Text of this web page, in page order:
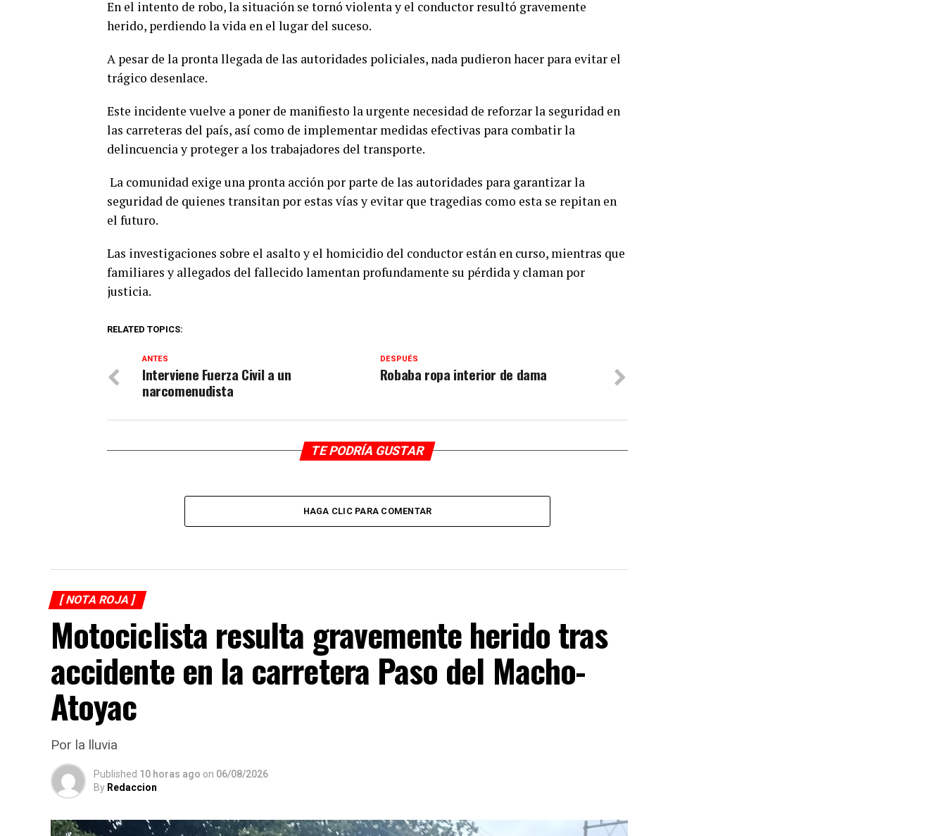
En el intento de robo, la situación se tornó violenta y el conductor resultó gravemente
herido, perdiendo la vida en el lugar del suceso.
A pesar de la pronta llegada de las autoridades policiales, nada pudieron hacer para evitar el
trágico desenlace.
Este incidente vuelve a poner de manifiesto la urgente necesidad de reforzar la seguridad en
las carreteras del país, así como de implementar medidas efectivas para combatir la
delincuencia y proteger a los trabajadores del transporte.
La comunidad exige una pronta acción por parte de las autoridades para garantizar la
seguridad de quienes transitan por estas vías y evitar que tragedias como esta se repitan en
el futuro.
Las investigaciones sobre el asalto y el homicidio del conductor están en curso, mientras que
familiares y allegados del fallecido lamentan profundamente su pérdida y claman por
justicia.
RELATED TOPICS:
DESPUÉS
Robaba ropa interior de dama
ANTES
Interviene Fuerza Civil a un
narcomenudista
TE PODRÍA GUSTAR
HAGA CLIC PARA COMENTAR
[ NOTA ROJA ]
Motociclista resulta gravemente herido tras
accidente en la carretera Paso del Macho-
Atoyac
Por la lluvia
Published 10 horas ago on 06/08/2026
By Redaccion